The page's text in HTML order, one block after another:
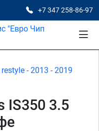
+7 347 258-86-97
restyle - 2013 - 2019
IS350 3.5